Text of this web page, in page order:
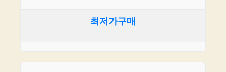
최저가구매